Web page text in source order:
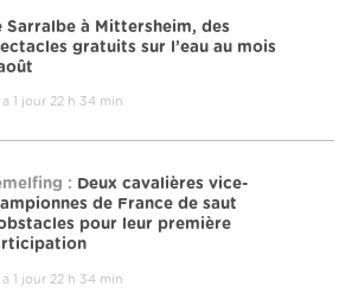
Sarralbe à Mittersheim, des
gratuits sur l’eau au mois
a 1 jour 22 h 34 min
: Deux cavalières vice-
de France de saut
pour leur première
a 1 jour 22 h 34 min